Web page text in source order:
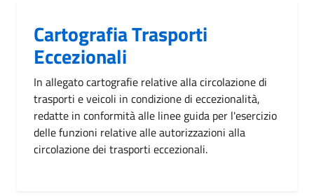
Cartografia Trasporti
Eccezionali
In allegato cartografie relative alla circolazione di
trasporti e veicoli in condizione di eccezionalità,
redatte in conformità alle linee guida per l'esercizio
delle funzioni relative alle autorizzazioni alla
circolazione dei trasporti eccezionali.